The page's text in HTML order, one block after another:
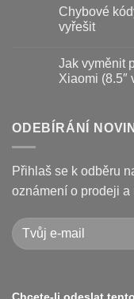
jak
prodloužit
životnost
vyměnit
brzdové
destičky
na
koloběžce
u
textu
s
poruchy
koloběžek
Kugoo
opravit
Chybové
vyřešit
textu
s
displeje
Xiaomi
Pro
a
jak
je
Jak vyměnit
Xiaomi (8.5″
textu
s
vyměnit
pneumatiku
na
elektrokoloběžce
(8.5″
vs
10″,
duše
ODEBÍRÁNÍ
Přihlaš se k odběru
oznámení o prodeji a